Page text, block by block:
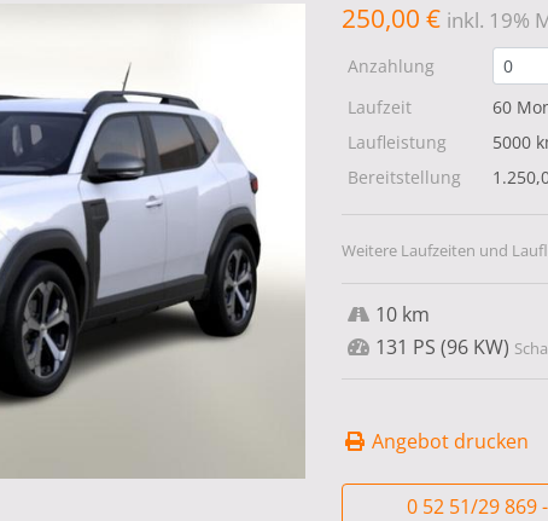
250,00 € inkl. 19%
Anzahlung
Laufzeit
60
Laufleistung
5000
Bereitstellung
Weitere Laufzeiten und
10 km
131 PS (96 KW)
Angebot drucken
0 52 51/29 869